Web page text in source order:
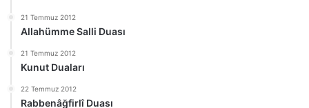
21 Temmuz 2012
Allahümme Salli Duası
21 Temmuz 2012
Kunut Duaları
22 Temmuz 2012
Rabbenâğfirlî Duası